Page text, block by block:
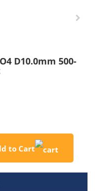
D10.0mm 500-
to Cart